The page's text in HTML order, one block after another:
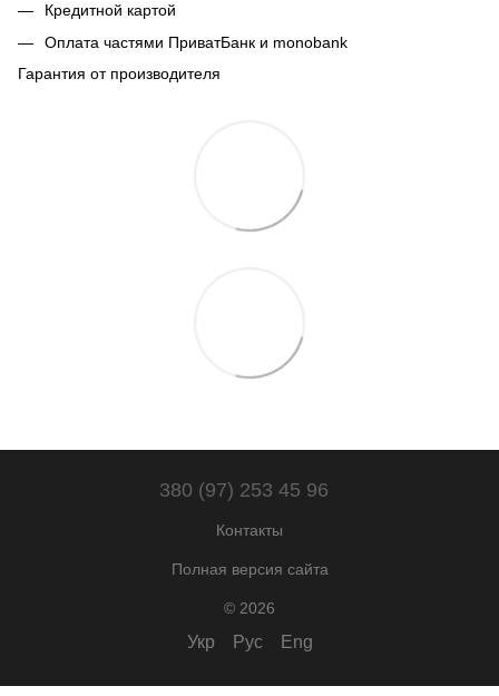
Кредитной картой
Оплата частями ПриватБанк и monobank
Гарантия от производителя
380 (97) 253 45 96
Контакты
Полная версия сайта
© 2026
Укр Рус Eng